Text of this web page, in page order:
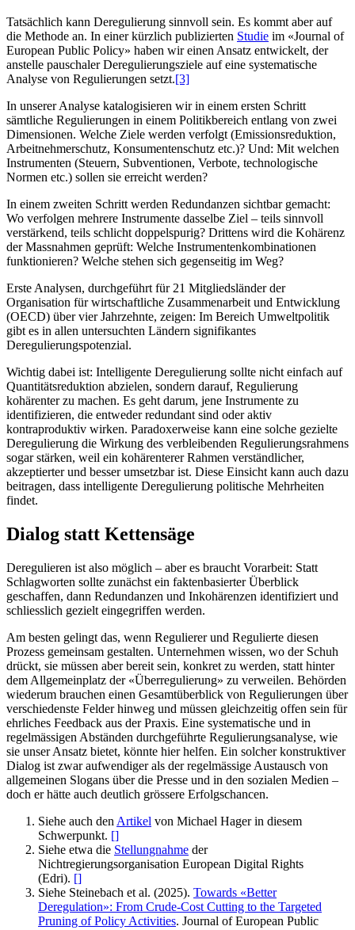
Tatsächlich kann Deregulierung sinnvoll sein. Es kommt aber auf
die Methode an. In einer kürzlich publizierten Studie im «Journal of
European Public Policy» haben wir einen Ansatz entwickelt, der
anstelle pauschaler Deregulierungsziele auf eine systematische
Analyse von Regulierungen setzt.[3]
In unserer Analyse katalogisieren wir in einem ersten Schritt
sämtliche Regulierungen in einem Politikbereich entlang von zwei
Dimensionen. Welche Ziele werden verfolgt (Emissionsreduktion,
Arbeitnehmerschutz, Konsumentenschutz etc.)? Und: Mit welchen
Instrumenten (Steuern, Subventionen, Verbote, technologische
Normen etc.) sollen sie erreicht werden?
In einem zweiten Schritt werden Redundanzen sichtbar gemacht:
Wo verfolgen mehrere Instrumente dasselbe Ziel – teils sinnvoll
verstärkend, teils schlicht doppelspurig? Drittens wird die Kohärenz
der Massnahmen geprüft: Welche Instrumentenkombinationen
funktionieren? Welche stehen sich gegenseitig im Weg?
Erste Analysen, durchgeführt für 21 Mitgliedsländer der
Organisation für wirtschaftliche Zusammenarbeit und Entwicklung
(OECD) über vier Jahrzehnte, zeigen: Im Bereich Umweltpolitik
gibt es in allen untersuchten Ländern signifikantes
Deregulierungspotenzial.
Wichtig dabei ist: Intelligente Deregulierung sollte nicht einfach auf
Quantitätsreduktion abzielen, sondern darauf, Regulierung
kohärenter zu machen. Es geht darum, jene Instrumente zu
identifizieren, die entweder redundant sind oder aktiv
kontraproduktiv wirken. Paradoxerweise kann eine solche gezielte
Deregulierung die Wirkung des verbleibenden Regulierungsrahmens
sogar stärken, weil ein kohärenterer Rahmen verständlicher,
akzeptierter und besser umsetzbar ist. Diese Einsicht kann auch dazu
beitragen, dass intelligente Deregulierung politische Mehrheiten
findet.
Dialog statt Kettensäge
Deregulieren ist also möglich – aber es braucht Vorarbeit: Statt
Schlagworten sollte zunächst ein faktenbasierter Überblick
geschaffen, dann Redundanzen und Inkohärenzen identifiziert und
schliesslich gezielt eingegriffen werden.
Am besten gelingt das, wenn Regulierer und Regulierte diesen
Prozess gemeinsam gestalten. Unternehmen wissen, wo der Schuh
drückt, sie müssen aber bereit sein, konkret zu werden, statt hinter
dem Allgemeinplatz der «Überregulierung» zu verweilen. Behörden
wiederum brauchen einen Gesamtüberblick von Regulierungen über
verschiedenste Felder hinweg und müssen gleichzeitig offen sein für
ehrliches Feedback aus der Praxis. Eine systematische und in
regelmässigen Abständen durchgeführte Regulierungsanalyse, wie
sie unser Ansatz bietet, könnte hier helfen. Ein solcher konstruktiver
Dialog ist zwar aufwendiger als der regelmässige Austausch von
allgemeinen Slogans über die Presse und in den sozialen Medien –
doch er hätte auch deutlich grössere Erfolgschancen.
Siehe auch den Artikel von Michael Hager in diesem
Schwerpunkt. []
Siehe etwa die Stellungnahme der
Nichtregierungsorganisation European Digital Rights
(Edri). []
Siehe Steinebach et al. (2025). Towards «Better
Deregulation»: From Crude-Cost Cutting to the Targeted
Pruning of Policy Activities. Journal of European Public